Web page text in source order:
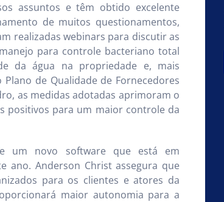
assuntos e têm obtido excelente
de muitos questionamentos,
realizadas webinars para discutir as
para controle bacteriano total
da água na propriedade e, mais
de Qualidade de Fornecedores
as medidas adotadas aprimoram o
positivos para um maior controle da
um novo software que está em
ano. Anderson Christ assegura que
para os clientes e atores da
maior autonomia para a